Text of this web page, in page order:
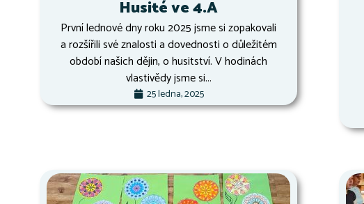
Husité ve 4.A
První lednové dny roku 2025 jsme si zopakovali
a rozšířili své znalosti a dovednosti o důležitém
období našich dějin, o husitství. V hodinách
vlastivědy jsme si...
25 ledna, 2025